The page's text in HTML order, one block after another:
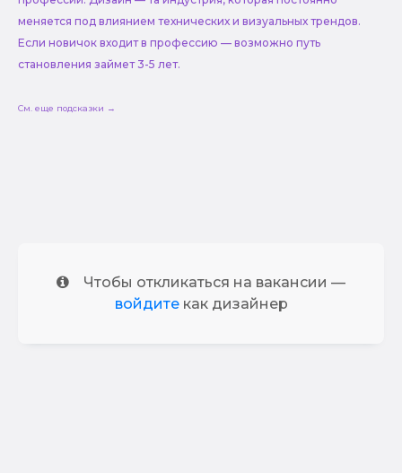
меняется под влиянием технических и визуальных трендов.
Если новичок входит в профессию — возможно путь
становления займет 3-5 лет.
См. еще подсказки →
Чтобы откликаться на вакансии —
войдитекак дизайнер